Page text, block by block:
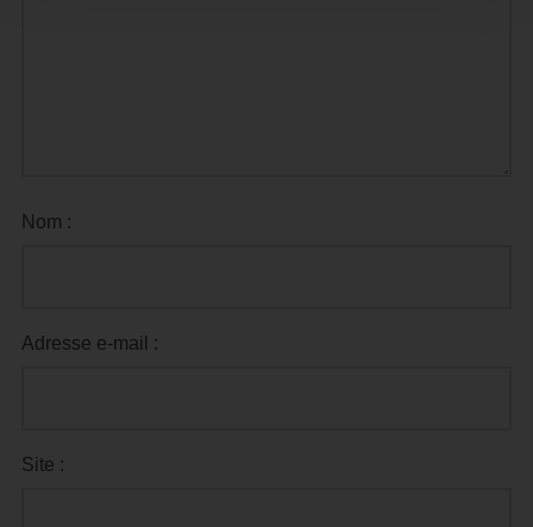
Nom :
Adresse e-mail :
Site :